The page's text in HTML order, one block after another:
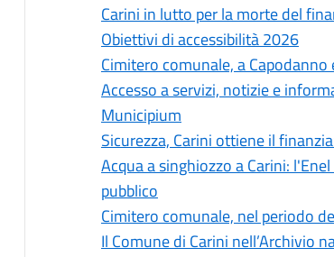
Carini in lutto per la morte del
Obiettivi di accessibilità 2026
Cimitero comunale, a
Accesso a servizi, notizie e
Municipium
Sicurezza, Carini ottiene il
Acqua a singhiozzo a Carini:
pubblico
Cimitero comunale, nel periodo
Il Comune di Carini nell’Archivio